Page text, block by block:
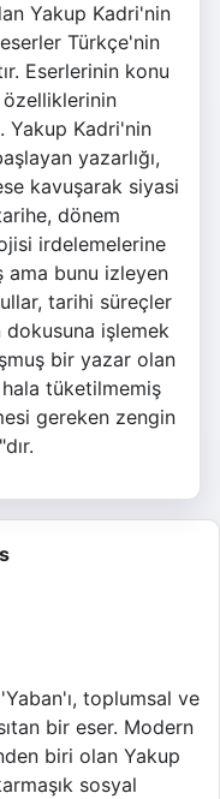
Yakup Kadri'nin
Türkçe'nin
Eserlerinin konu
Yakup Kadri'nin
yazarlığı,
kavuşarak siyasi
dönem
irdelemelerine
ama bunu izleyen
tarihi süreçler
işlemek
bir yazar olan
tüketilmemiş
gereken zengin
toplumsal ve
bir eser. Modern
biri olan Yakup
sosyal